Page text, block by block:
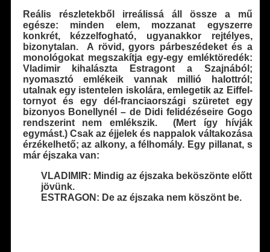
Reális részletekből irreálissá áll össze a mű
egésze: minden elem, mozzanat egyszerre
konkrét, kézzelfogható, ugyanakkor rejtélyes,
bizonytalan. A rövid, gyors párbeszédeket és a
monológokat megszakítja egy-egy emléktöredék:
Vladimir kihalászta Estragont a Szajnából;
nyomasztó emlékeik vannak millió halottról;
utalnak egy istentelen iskolára, emlegetik az Eiffel-
tornyot és egy dél-franciaországi szüretet egy
bizonyos Bonellynél – de Didi felidézéseire Gogo
rendszerint nem emlékszik. (Mert így hívják
egymást.) Csak az éjjelek és nappalok váltakozása
érzékelhető; az alkony, a félhomály. Egy pillanat, s
már éjszaka van:
VLADIMIR: Mindig az éjszaka beköszönte előtt
jövünk.
ESTRAGON: De az éjszaka nem köszönt be.